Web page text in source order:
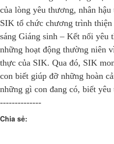
của lòng yêu thương, nhân
SIK tổ chức chương trình
sáng Giáng sinh – Kết nối yêu
những hoạt động thường niên
thực của SIK. Qua đó, SIK
con biết giúp đỡ những hoàn
những gì con đang có, biết yêu
--------------
Chia sẻ: